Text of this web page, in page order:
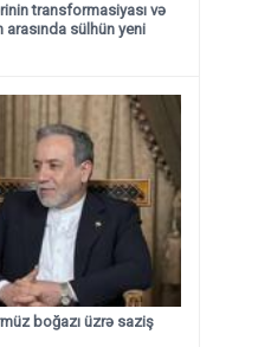
transformasiyası və
sülhün yeni
boğazı üzrə saziş